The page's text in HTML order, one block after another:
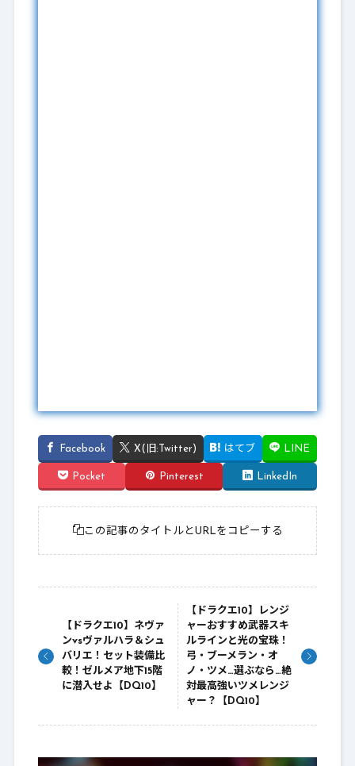
Facebook X(旧:Twitter) はてブ LINE
Pocket Pinterest LinkedIn
この記事のタイトルとURLをコピーする
【ドラクエ10】ネヴァ
ンvsヴァルハラ＆シュ
バリエ！セット装備比
較！ゼルメア地下15階
に潜入せよ【DQ10】
【ドラクエ10】レンジ
ャーおすすめ武器スキ
ルラインと光の宝珠！
弓・ブーメラン・オ
ノ・ツメ…選ぶなら…絶
対最高強いツメレンジ
ャー？【DQ10】